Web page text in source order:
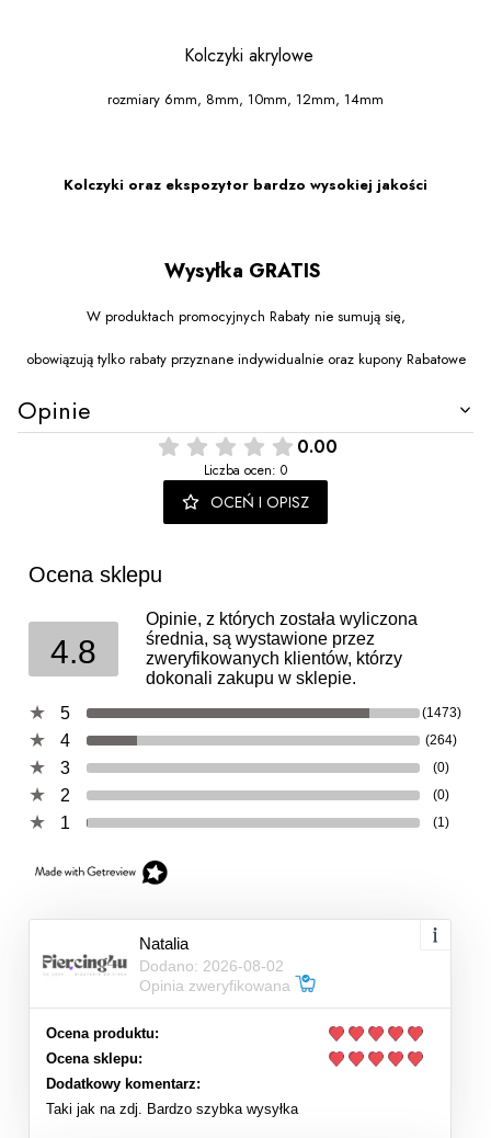
Kolczyki akrylowe
rozmiary 6mm, 8mm, 10mm, 12mm, 14mm
Kolczyki oraz ekspozytor bardzo wysokiej jakości
Wysyłka GRATIS
W produktach promocyjnych Rabaty nie sumują się,
obowiązują tylko rabaty przyznane indywidualnie oraz kupony Rabatowe
Opinie
0.00
Liczba ocen: 0
OCEŃ I OPISZ
Ocena sklepu
4.8
Opinie, z których została wyliczona
średnia, są wystawione przez
zweryfikowanych klientów, którzy
dokonali zakupu w sklepie.
5
(1473)
4 (264)
3 (0)
2 (0)
1 (1)
Natalia
Dodano: 2026-08-02
Opinia zweryfikowana
Ocena produktu:
Ocena sklepu:
Dodatkowy komentarz:
Taki jak na zdj. Bardzo szybka wysyłka